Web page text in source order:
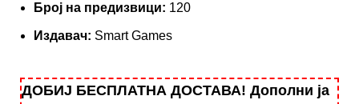
Број на предизвици: 120
Издавач: Smart Games
ДОБИЈ БЕСПЛАТНА ДОСТАВА! Дополни ја